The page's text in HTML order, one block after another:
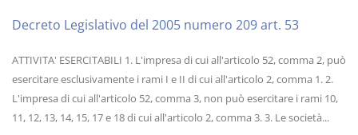
Decreto Legislativo del 2005 numero 209 art. 53
ATTIVITA' ESERCITABILI 1. L'impresa di cui all'articolo 52, comma 2, può
esercitare esclusivamente i rami I e II di cui all'articolo 2, comma 1. 2.
L'impresa di cui all'articolo 52, comma 3, non può esercitare i rami 10,
11, 12, 13, 14, 15, 17 e 18 di cui all'articolo 2, comma 3. 3. Le società...